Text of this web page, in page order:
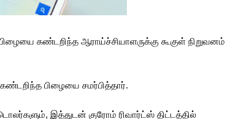
கண்டறிந்த ஆராய்ச்சியாளருக்கு கூகுள் நிறுவனம்
பிழையை சமர்பித்தார்.
இத்துடன் குரோம் ரிவார்ட்ஸ் திட்டத்தில்